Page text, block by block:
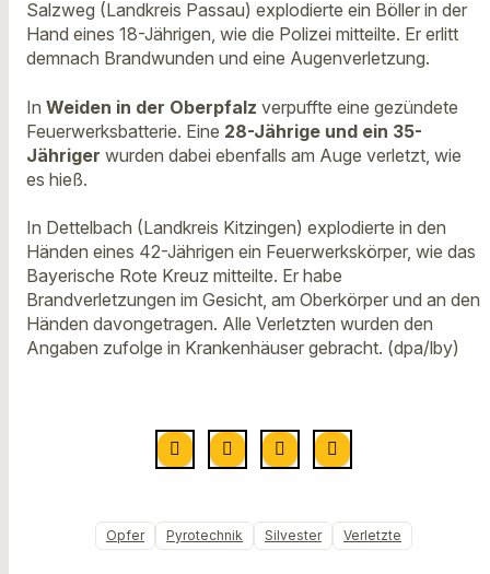
Salzweg (Landkreis Passau) explodierte ein Böller in der
Hand eines 18-Jährigen, wie die Polizei mitteilte. Er erlitt
demnach Brandwunden und eine Augenverletzung.
In Weiden in der Oberpfalz verpuffte eine gezündete
Feuerwerksbatterie. Eine 28-Jährige und ein 35-
Jähriger wurden dabei ebenfalls am Auge verletzt, wie
es hieß.
In Dettelbach (Landkreis Kitzingen) explodierte in den
Händen eines 42-Jährigen ein Feuerwerkskörper, wie das
Bayerische Rote Kreuz mitteilte. Er habe
Brandverletzungen im Gesicht, am Oberkörper und an den
Händen davongetragen. Alle Verletzten wurden den
Angaben zufolge in Krankenhäuser gebracht. (dpa/lby)
Opfer Pyrotechnik Silvester Verletzte